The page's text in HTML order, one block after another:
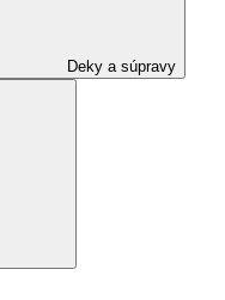
Deky a súpravy